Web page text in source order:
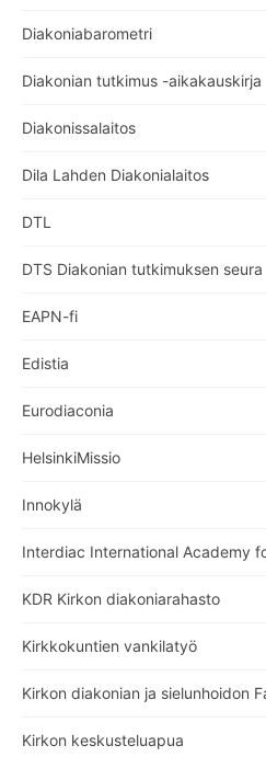
Diakoniabarometri
Diakonian tutkimus -aikakauskirja
Diakonissalaitos
Dila Lahden Diakonialaitos
DTL
DTS Diakonian tutkimuksen seura
EAPN-fi
Edistia
Eurodiaconia
HelsinkiMissio
Innokylä
Interdiac International Academy
KDR Kirkon diakoniarahasto
Kirkkokuntien vankilatyö
Kirkon diakonian ja sielunhoidon
Kirkon keskusteluapua